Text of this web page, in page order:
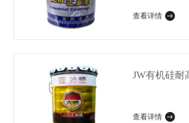
查看详情
JW有机硅耐
查看详情